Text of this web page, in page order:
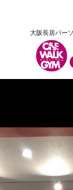
大阪長居パー